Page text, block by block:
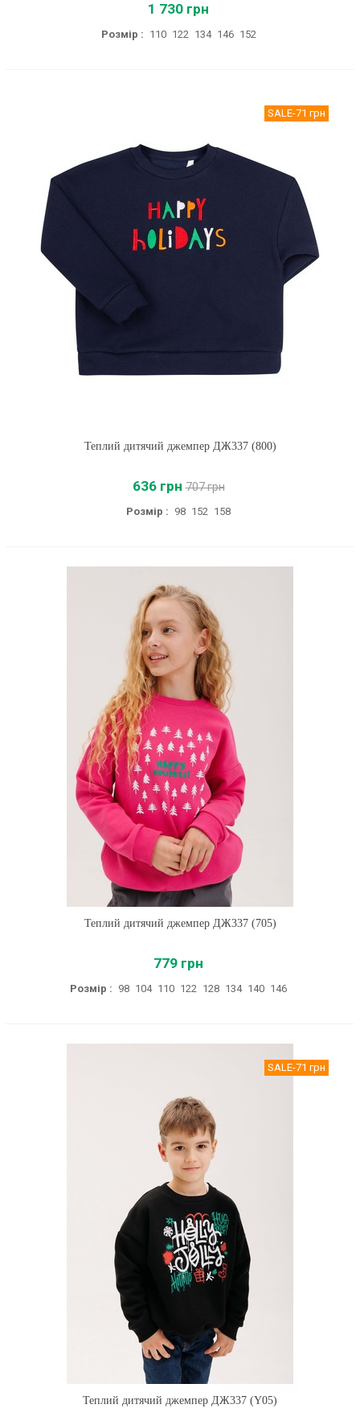
1 730 грн
Розмір : 110 122 134 146 152
SALE-71 грн
Теплий дитячий джемпер ДЖ337 (800)
636 грн 707 грн
Розмір : 98 152 158
Теплий дитячий джемпер ДЖ337 (705)
779 грн
Розмір : 98 104 110 122 128 134 140 146
SALE-71 грн
Теплий дитячий джемпер ДЖ337 (Y05)